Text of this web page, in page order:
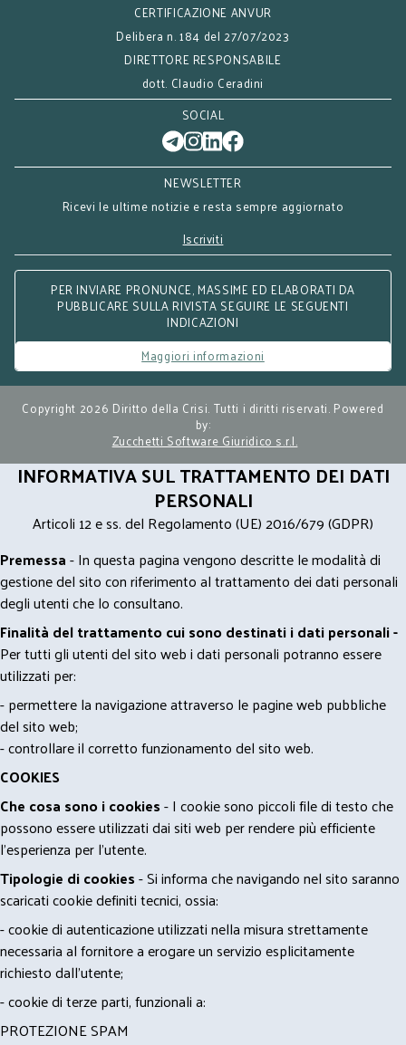
CERTIFICAZIONE ANVUR
Delibera n. 184 del 27/07/2023
DIRETTORE RESPONSABILE
dott. Claudio Ceradini
SOCIAL
NEWSLETTER
Ricevi le ultime notizie e resta sempre aggiornato
Iscriviti
PER INVIARE PRONUNCE, MASSIME ED ELABORATI DA
PUBBLICARE SULLA RIVISTA SEGUIRE LE SEGUENTI
INDICAZIONI
Maggiori informazioni
Copyright 2026 Diritto della Crisi. Tutti i diritti riservati. Powered
by:
Zucchetti Software Giuridico s.r.l.
INFORMATIVA SUL TRATTAMENTO DEI DATI
PERSONALI
Articoli 12 e ss. del Regolamento (UE) 2016/679 (GDPR)
Premessa- In questa pagina vengono descritte le modalità di
gestione del sito con riferimento al trattamento dei dati personali
degli utenti che lo consultano.
Finalità del trattamento cui sono destinati i dati personali -
Per tutti gli utenti del sito web i dati personali potranno essere
utilizzati per:
- permettere la navigazione attraverso le pagine web pubbliche
del sito web;
- controllare il corretto funzionamento del sito web.
COOKIES
Che cosa sono i cookies- I cookie sono piccoli file di testo che
possono essere utilizzati dai siti web per rendere più efficiente
l'esperienza per l'utente.
Tipologie di cookies- Si informa che navigando nel sito saranno
scaricati cookie definiti tecnici, ossia:
- cookie di autenticazione utilizzati nella misura strettamente
necessaria al fornitore a erogare un servizio esplicitamente
richiesto dall'utente;
- cookie di terze parti, funzionali a:
PROTEZIONE SPAM